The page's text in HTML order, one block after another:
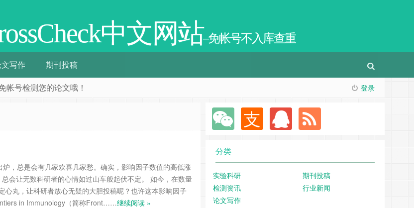
中文网站–免帐号不入库查重
写作 期刊投稿
登录
帐号检测您的论文哦！
，总是会有几家欢喜几家愁。确实，影响因子数值的高低涨
会让无数科研者的心情如过山车般起伏不定。 如今，在数量
心丸，让科研者放心无疑的大胆投稿呢？也许这本影响因子
in Immunology（简称Front……继续阅读 »
分类
实验科研
期刊投稿
检测资讯
行业新闻
论文写作